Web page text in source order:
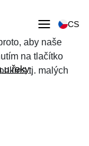
CS
u řeky
aby naše
na tlačítko
tj. malých